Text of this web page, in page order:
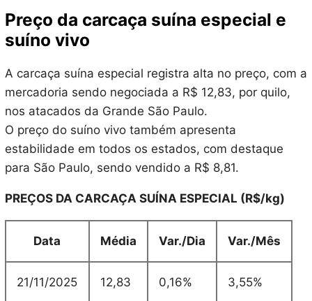
Preço da carcaça suína especial e
suíno vivo
A carcaça suína especial registra alta no preço, com a
mercadoria sendo negociada a R$ 12,83, por quilo,
nos atacados da Grande São Paulo.
O preço do suíno vivo também apresenta
estabilidade em todos os estados, com destaque
para São Paulo, sendo vendido a R$ 8,81.
PREÇOS DA CARCAÇA SUÍNA ESPECIAL (R$/kg)
Data Média Var./Dia Var./Mês
21/11/2025 12,83 0,16% 3,55%